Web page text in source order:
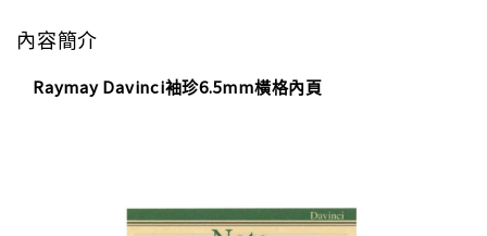
內容簡介
Raymay Davinci袖珍6.5mm橫格內頁